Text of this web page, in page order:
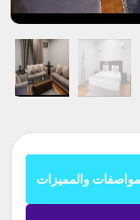
والمميزات